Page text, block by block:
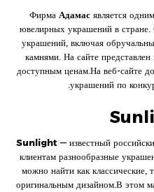
Фирма Адамасявляется
ювелирных украшений в стране.
украшений, включая
камнями. На сайте
доступным ценам.На веб-сайте
украшений по
Sunlight — известный
клиентам разнообразные
можно найти как
оригинальным дизайном.В этом